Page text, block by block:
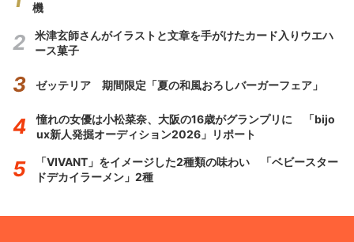
機
米津玄師さんがイラストと文章を手がけたカード入りウエハ
ース菓子
ゼッテリア 期間限定「夏の和風おろしバーガーフェア」
憧れの女優は小松菜奈、大阪の16歳がグランプリに 「bijo
ux新人発掘オーディション2026」リポート
「VIVANT」をイメージした2種類の味わい 「ベビースター
ドデカイラーメン」2種